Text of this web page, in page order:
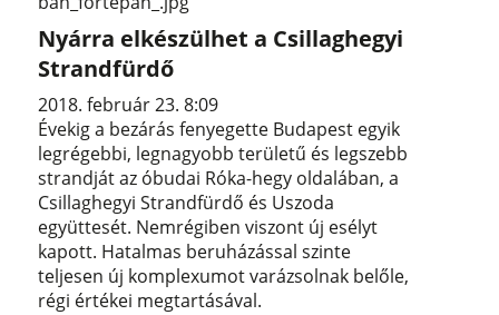
Nyárra elkészülhet a Csillaghegyi
Strandfürdő
2018. február 23. 8:09
Évekig a bezárás fenyegette Budapest egyik
legrégebbi, legnagyobb területű és legszebb
strandját az óbudai Róka-hegy oldalában, a
Csillaghegyi Strandfürdő és Uszoda
együttesét. Nemrégiben viszont új esélyt
kapott. Hatalmas beruházással szinte
teljesen új komplexumot varázsolnak belőle,
régi értékei megtartásával.